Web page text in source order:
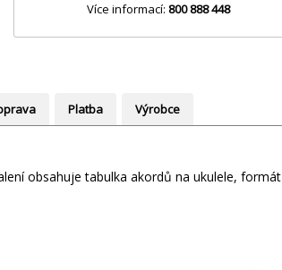
Více informací: 800 888 448
Platba Výrobce
obsahuje tabulka akordů na ukulele, formát